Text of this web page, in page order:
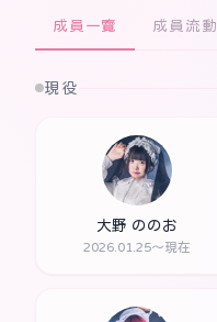
成員一覽 成員流動
現役
大野 ののお
2026.01.25～現在